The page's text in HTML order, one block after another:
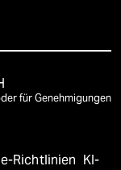
für Genehmigungen
Richtlinien KI-